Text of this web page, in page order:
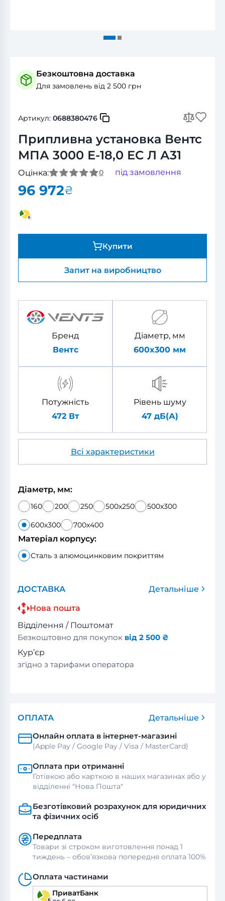
Безкоштовна доставка
Для замовлень від 2 500 грн
Артикул: 0688380476
Припливна установка Вентс
МПА 3000 Е-18,0 ЕС Л А31
Оцінка: 0 під замовлення
96 972₴
Купити
Запит на виробництво
Бренд
Вентс
Діаметр, мм
600x300 мм
Потужність
472 Вт
Рівень шуму
47 дБ(А)
Всі характеристики
Діаметр, мм:
160 200 250 500x250 500x300
600x300 700x400
Матеріал корпусу:
Сталь з алюмоцинковим покриттям
ДОСТАВКА
Детальніше
Нова пошта
Відділення / Поштомат
Безкоштовно для покупок від 2 500 ₴
Кур’єр
згідно з тарифами оператора
ОПЛАТА
Детальніше
Онлайн оплата в інтернет-магазині
(Apple Pay / Google Pay / Visa / MasterСard)
Оплата при отриманні
Готівкою або карткою в наших магазинах або у
відділенні "Нова Пошта"
Безготівковий розрахунок для юридичних
та фізичних осіб
Передплата
Товари зі строком виготовлення понад 1
тиждень – обов’язкова попередня оплата 100%
Оплата частинами
ПриватБанк